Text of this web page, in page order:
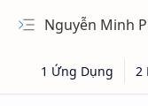
Nguyễn Minh Phương - Blog Chia sẻ